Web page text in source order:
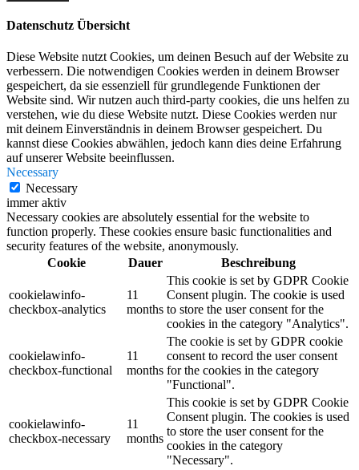
Datenschutz Übersicht
Diese Website nutzt Cookies, um deinen Besuch auf der Website zu
verbessern. Die notwendigen Cookies werden in deinem Browser
gespeichert, da sie essenziell für grundlegende Funktionen der
Website sind. Wir nutzen auch third-party cookies, die uns helfen zu
verstehen, wie du diese Website nutzt. Diese Cookies werden nur
mit deinem Einverständnis in deinem Browser gespeichert. Du
kannst diese Cookies abwählen, jedoch kann dies deine Erfahrung
auf unserer Website beeinflussen.
Necessary
Necessary
immer aktiv
Necessary cookies are absolutely essential for the website to
function properly. These cookies ensure basic functionalities and
security features of the website, anonymously.
Cookie
Dauer Beschreibung
cookielawinfo-
checkbox-analytics
11
months
This cookie is set by GDPR Cookie
Consent plugin. The cookie is used
to store the user consent for the
cookies in the category "Analytics".
cookielawinfo-
checkbox-functional
11
months
The cookie is set by GDPR cookie
consent to record the user consent
for the cookies in the category
"Functional".
cookielawinfo-
checkbox-necessary
11
months
This cookie is set by GDPR Cookie
Consent plugin. The cookies is used
to store the user consent for the
cookies in the category
"Necessary".